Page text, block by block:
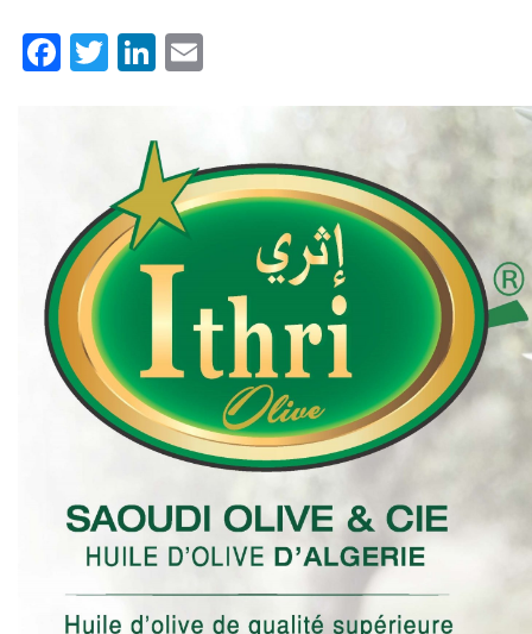
Facebook
TwitterLinkedIn